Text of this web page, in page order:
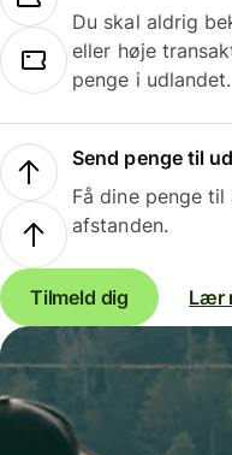
Du skal aldrig
eller høje
penge i udlandet.
Send penge til
Få dine penge
afstanden.
Tilmeld dig Lær